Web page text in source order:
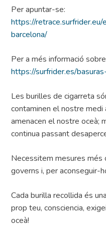
Per apuntar-se:
https://
barcelona/
Per a més informació
https://surfrider.es/
Les burilles de cigarreta
contaminen el nostre medi
amenacen el nostre oceà;
continua passant
Necessitem mesures
governs i, per aconseguir-
Cada burilla recollida és
prop teu, consciencia,
oceà!